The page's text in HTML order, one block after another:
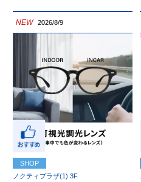
NEW 2026/8/9
SHOP
ノクティプラザ(1) 3F